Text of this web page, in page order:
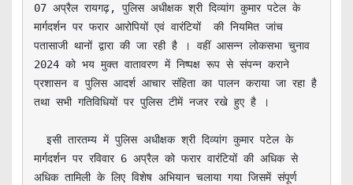
07 अप्रैल रायगढ़, पुलिस अधीक्षक श्री दिव्यांग कुमार पटेल के
मार्गदर्शन पर फरार आरोपियों एवं वारंटियों  की नियमित जांच
पतासाजी थानों द्वारा की जा रही है । वहीं आसन्न लोकसभा चुनाव
2024 को भय मुक्त वातावरण में निष्पक्ष रूप से संपन्न कराने
प्रशासन व पुलिस आदर्श आचार संहिता का पालन कराया जा रहा है
तथा सभी गतिविधियों पर पुलिस टीमें नजर रखे हुए है ।
मार्गदर्शन पर रविवार 6 अप्रैल को फरार वारंटियों की अधिक से
अधिक तामिली के लिए विशेष अभियान चलाया गया जिसमें संपूर्ण